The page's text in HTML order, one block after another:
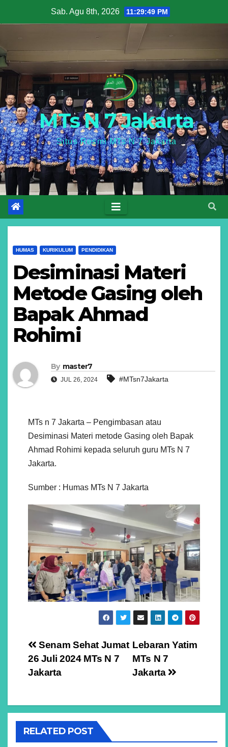
to
Sab. Agu 8th, 2026 11:29:50 PM
MTs N 7 Jakarta
Situs Resmi MTs N 7 Jakarta
HUMAS KURIKULUM PENDIDIKAN
Desiminasi Materi
Metode Gasing oleh
Bapak Ahmad
Rohimi
By master7
JUL 26, 2024 #MTsn7Jakarta
MTs n 7 Jakarta – Pengimbasan atau
Desiminasi Materi metode Gasing oleh Bapak
Ahmad Rohimi kepada seluruh guru MTs N 7
Jakarta.
Sumber : Humas MTs N 7 Jakarta
Navigasi
pos
Lebaran Yatim
MTs N 7
Jakarta
Senam Sehat Jumat
26 Juli 2024 MTs N 7
Jakarta
RELATED POST